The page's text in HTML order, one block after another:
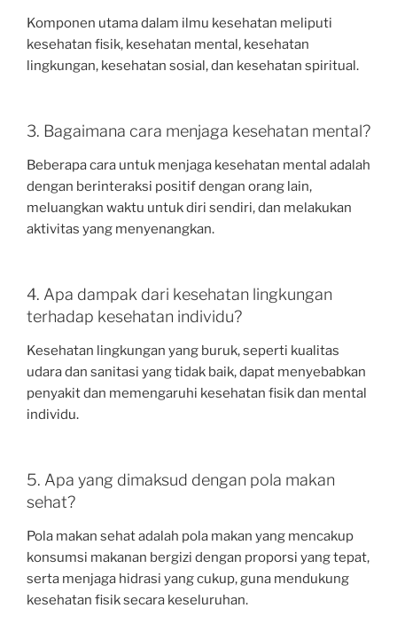
Komponen utama dalam ilmu kesehatan meliputi
kesehatan fisik, kesehatan mental, kesehatan
lingkungan, kesehatan sosial, dan kesehatan spiritual.
3. Bagaimana cara menjaga kesehatan mental?
Beberapa cara untuk menjaga kesehatan mental adalah
dengan berinteraksi positif dengan orang lain,
meluangkan waktu untuk diri sendiri, dan melakukan
aktivitas yang menyenangkan.
4. Apa dampak dari kesehatan lingkungan
terhadap kesehatan individu?
Kesehatan lingkungan yang buruk, seperti kualitas
udara dan sanitasi yang tidak baik, dapat menyebabkan
penyakit dan memengaruhi kesehatan fisik dan mental
individu.
5. Apa yang dimaksud dengan pola makan
sehat?
Pola makan sehat adalah pola makan yang mencakup
konsumsi makanan bergizi dengan proporsi yang tepat,
serta menjaga hidrasi yang cukup, guna mendukung
kesehatan fisik secara keseluruhan.